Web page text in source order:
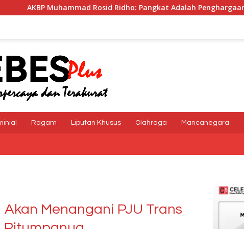
Ridho: Pangkat Adalah Penghargaan dan Tanggung Jawab
Ragam Liputan Khusus Olahraga Mancanegara
Menangani PJU Trans